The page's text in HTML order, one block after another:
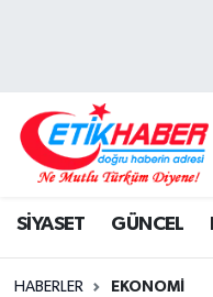
SİYASET GÜNCEL
HABERLER EKONOMİ
DIŞ POLİTİKA
Hava Durumu